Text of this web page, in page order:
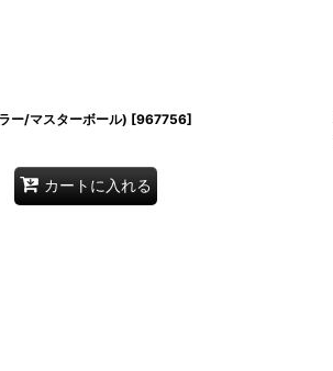
ー/マスターボール) [967756]
カートに入れる